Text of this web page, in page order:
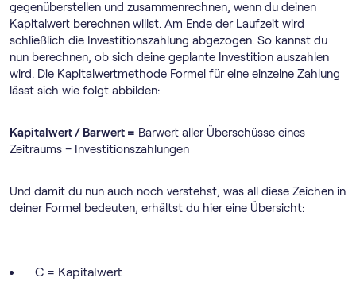
gegenüberstellen und zusammenrechnen, wenn du deinen
Kapitalwert berechnen willst. Am Ende der Laufzeit wird
schließlich die Investitionszahlung abgezogen. So kannst du
nun berechnen, ob sich deine geplante Investition auszahlen
wird. Die Kapitalwertmethode Formel für eine einzelne Zahlung
lässt sich wie folgt abbilden:
Kapitalwert / Barwert = Barwert aller Überschüsse eines
Zeitraums – Investitionszahlungen
Und damit du nun auch noch verstehst, was all diese Zeichen in
deiner Formel bedeuten, erhältst du hier eine Übersicht:
C = Kapitalwert